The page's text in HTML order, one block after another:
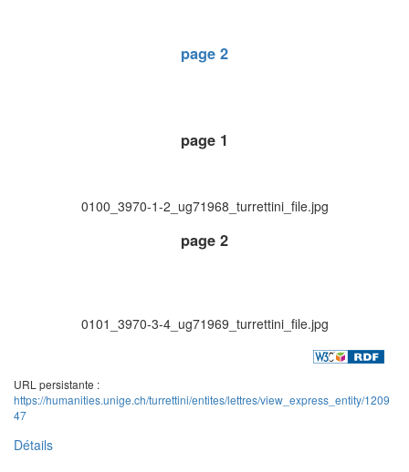
page 2
page 1
0100_3970-1-2_ug71968_turrettini_file.jpg
page 2
0101_3970-3-4_ug71969_turrettini_file.jpg
URL persistante :
https://humanities.unige.ch/turrettini/entites/lettres/view_express_entity/1209
47
Détails